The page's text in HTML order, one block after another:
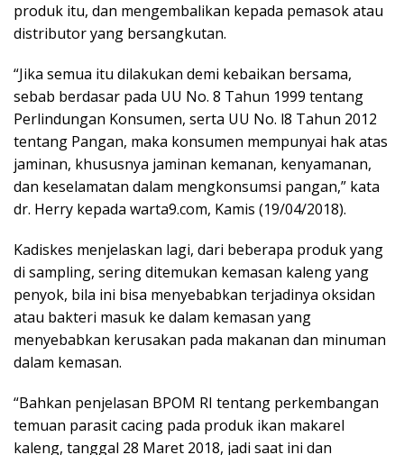
produk itu, dan mengembalikan kepada pemasok atau
distributor yang bersangkutan.
“Jika semua itu dilakukan demi kebaikan bersama,
sebab berdasar pada UU No. 8 Tahun 1999 tentang
Perlindungan Konsumen, serta UU No. l8 Tahun 2012
tentang Pangan, maka konsumen mempunyai hak atas
jaminan, khususnya jaminan kemanan, kenyamanan,
dan keselamatan dalam mengkonsumsi pangan,” kata
dr. Herry kepada warta9.com, Kamis (19/04/2018).
Kadiskes menjelaskan lagi, dari beberapa produk yang
di sampling, sering ditemukan kemasan kaleng yang
penyok, bila ini bisa menyebabkan terjadinya oksidan
atau bakteri masuk ke dalam kemasan yang
menyebabkan kerusakan pada makanan dan minuman
dalam kemasan.
“Bahkan penjelasan BPOM RI tentang perkembangan
temuan parasit cacing pada produk ikan makarel
kaleng, tanggal 28 Maret 2018, jadi saat ini dan